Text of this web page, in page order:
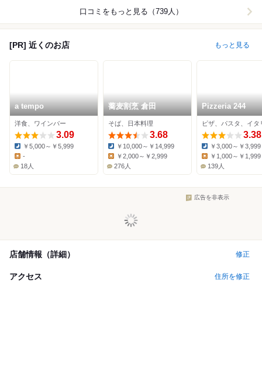
口コミをもっと見る（739人）
[PR] 近くのお店 もっと見る
a tempo
洋食、ワインバー
3.09
Dinner:
￥5,000～￥5,999
Lunch:
-
18人
蕎麦割烹 倉田
そば、日本料理
3.68
Dinner:
￥10,000～￥14,999
￥2,000～￥2,999
276人
Pizzeria 244
ピザ、パスタ、イタ
3.38
Dinner:
￥3,000～￥3,999
￥1,000～￥1,999
139人
広告を非表示
店舗情報（詳細） 修正
アクセス 住所を修正